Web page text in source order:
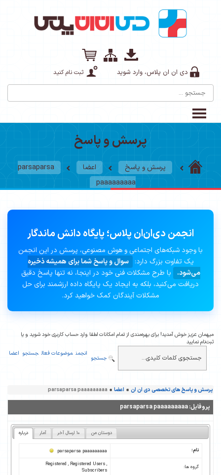
دی ان ان پلاس، وارد شوید ثبت نام کنید
پرسش و پاسخ
پرسش و پاسخ اعضا
parsaparsa
paaaaaaaaa
انجمن دی‌ان‌ان پلاس؛ پایگاه دانش ماندگار
با وجود شبکه‌های اجتماعی و هوش مصنوعی، پرسش در این انجمن
یک تفاوت بزرگ دارد: سوال و پاسخ شما برای همیشه ذخیره
می‌شود.
با طرح مشکلات فنی خود در اینجا، نه تنها پاسخ دقیق
دریافت می‌کنید، بلکه به ایجاد یک پایگاه داده ارزشمند برای حل
مشکلات آیندگان کمک خواهید کرد.
میهمان عزیز خوش آمدید! برای بهره‌مندی از تمام امکانات لطفا وارد حساب کاربری خود شوید و یا
ثبت‌نام نمایید
انجمن موضوعات فعال جستجو اعضا
جستجو
پرسش و پاسخ های تخصصی دی ان ان » اعضا »
parsaparsa paaaaaaaaa
پروفایل:parsaparsa paaaaaaaaa
درباره آمار 10 ارسال آخر دوستان من
نام: parsaparsa paaaaaaaaa
گروه ها:
Registered , Registered Users ,
Subscribers